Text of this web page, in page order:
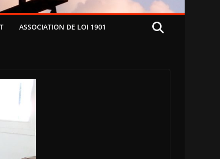
ASSOCIATION DE LOI 1901